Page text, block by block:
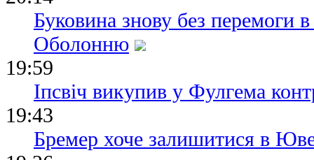
Буковина знову без перемоги
Оболонню
19:59
Іпсвіч викупив у Фулгема
19:43
Бремер хоче залишитися в